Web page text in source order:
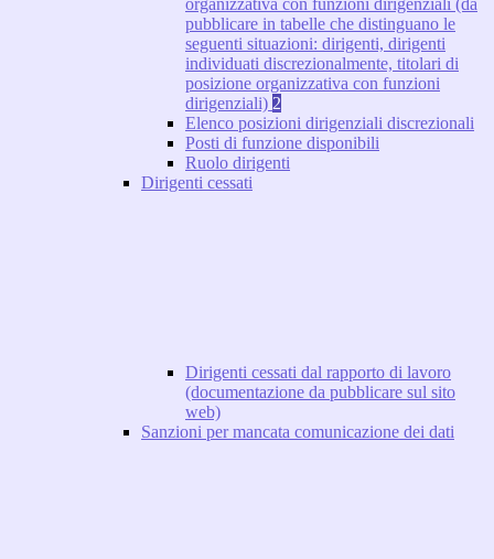
organizzativa con funzioni dirigenziali (da
pubblicare in tabelle che distinguano le
seguenti situazioni: dirigenti, dirigenti
individuati discrezionalmente, titolari di
posizione organizzativa con funzioni
dirigenziali) 2
Elenco posizioni dirigenziali discrezionali
Posti di funzione disponibili
Ruolo dirigenti
Dirigenti cessati
Dirigenti cessati dal rapporto di lavoro
(documentazione da pubblicare sul sito
web)
Sanzioni per mancata comunicazione dei dati